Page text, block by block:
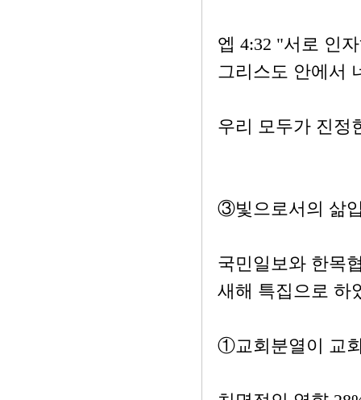
엡 4:32 "서로 인
그리스도 안에서
우리 모두가 진정
③빛으로서의 삶
국민일보와 한목
새해 특집으로 하
①교회분열이 교